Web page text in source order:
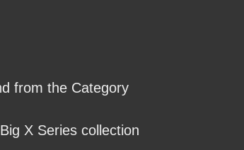
from the Category
X Series collection